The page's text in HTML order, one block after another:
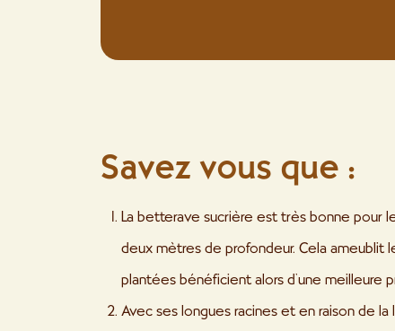
Savez vous que :
La betterave sucrière est très bonne pour
deux mètres de profondeur. Cela ameublit
plantées bénéficient alors d’une meilleure
Avec ses longues racines et en raison de